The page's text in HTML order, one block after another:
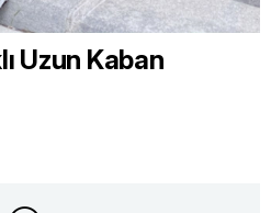
Uzun Kaban